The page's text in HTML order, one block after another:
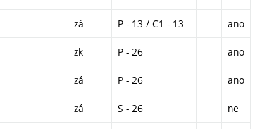
zá P - 13 / C1 - 13 ano
zk P - 26 ano
zá P - 26 ano
zá S - 26 ne